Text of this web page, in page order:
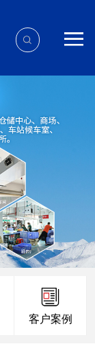
客户案例